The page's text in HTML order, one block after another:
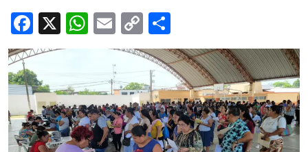
Deportes
OpiniónFacebook
X WhatsApp
Email
Copy
Link